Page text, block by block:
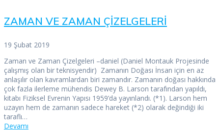
ZAMAN VE ZAMAN ÇİZELGELERİ
19 Şubat 2019
Zaman ve Zaman Çizelgeleri –daniel (Daniel Montauk Projesinde
çalışmış olan bir teknisyendir) Zamanın Doğası İnsan için en az
anlaşılır olan kavramlardan biri zamandır. Zamanın doğası hakkında
çok fazla ilerleme mühendis Dewey B. Larson tarafından yapıldı,
kitabı Fiziksel Evrenin Yapısı 1959’da yayınlandı. (*1). Larson hem
uzayın hem de zamanın sadece hareket (*2) olarak değindiği iki
taraflı…
Devamı